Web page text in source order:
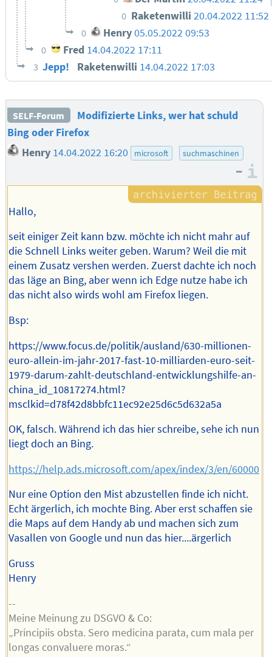
0 Raketenwilli 20.04.2022 11:52
0 Henry 05.05.2022 09:53
0 Fred 14.04.2022 17:11
3 Jepp! Raketenwilli 14.04.2022 17:03
SELF-Forum
Modifizierte Links, wer hat schuld
Bing oder Firefox
Henry 14.04.2022 16:20 microsoft suchmaschinen
–
Hallo,
seit einiger Zeit kann bzw. möchte ich nicht mahr auf
die Schnell Links weiter geben. Warum? Weil die mit
einem Zusatz vershen werden. Zuerst dachte ich noch
das läge an Bing, aber wenn ich Edge nutze habe ich
das nicht also wirds wohl am Firefox liegen.
Bsp:
https://www.focus.de/politik/ausland/630-millionen-
euro-allein-im-jahr-2017-fast-10-milliarden-euro-seit-
1979-darum-zahlt-deutschland-entwicklungshilfe-an-
china_id_10817274.html?
msclkid=d78f42d8bbfc11ec92e25d6c5d632a5a
OK, falsch. Während ich das hier schreibe, sehe ich nun
liegt doch an Bing.
https://help.ads.microsoft.com/apex/index/3/en/60000
Nur eine Option den Mist abzustellen finde ich nicht.
Echt ärgerlich, ich mochte Bing. Aber erst schaffen sie
die Maps auf dem Handy ab und machen sich zum
Vasallen von Google und nun das hier....ärgerlich
Gruss
Henry
--
Meine Meinung zu DSGVO & Co:
„Principiis obsta. Sero medicina parata, cum mala per
longas convaluere moras.“